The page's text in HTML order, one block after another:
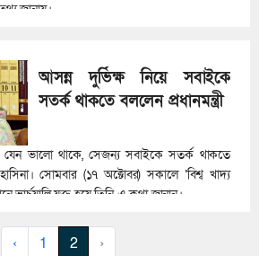
জানায়।
আসন্ন দুর্ভিক্ষ নিয়ে সবাইকে
সতর্ক থাকতে বললেন প্রধানমন্ত্রী
যেন ভালো থাকে, সেজন্য সবাইকে সতর্ক থাকতে
সোমবার (১৭ অক্টোবর) সকালে ‌‘বিশ্ব খাদ্য
ভার্চুয়ালি যুক্ত হয়ে তিনি এ কথা জানান।
‹ 1 2 ›